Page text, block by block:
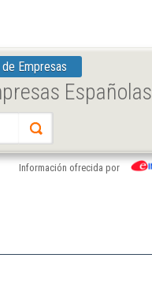
Empresas
Españolas
Información ofrecida por